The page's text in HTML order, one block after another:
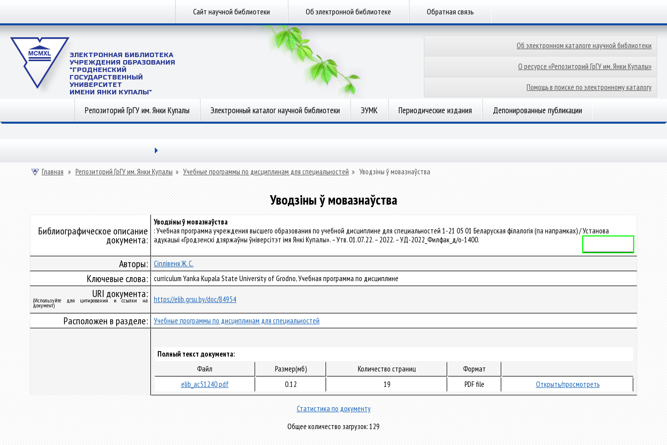
Сайт научной библиотеки Об электронной библиотеке Обратная связь
ЭЛЕКТРОННАЯ БИБЛИОТЕКА
УЧРЕЖДЕНИЯ ОБРАЗОВАНИЯ
"ГРОДНЕНСКИЙ
ГОСУДАРСТВЕННЫЙ
УНИВЕРСИТЕТ
ИМЕНИ ЯНКИ КУПАЛЫ"
Об электронном каталоге научной библиотеки
О ресурсе «Репозиторий ГрГУ им. Янки Купалы»
Помощь в поиске по электронному каталогу
Репозиторий ГрГУ им. Янки Купалы Электронный каталог научной библиотеки ЭУМК Периодические издания Депонированные публикации
Главная » Репозиторий ГрГУ им. Янки Купалы » Учебные программы по дисциплинам для специальностей » Уводзіны ў мовазнаўства
Уводзіны ў мовазнаўства
Библиографическое описание
документа:
Уводзіны ў мовазнаўства
: Учебная программа учреждения высшего образования по учебной дисциплине для специальностей 1-21 05 01 Беларуская філалогія (па напрамках) / Установа
адукацыі «Гродзенскі дзяржаўны ўніверсітэт імя Янкі Купалы». – Утв. 01.07.22. – 2022. – УД-2022_Филфак_д/о-1400.
Авторы: Сіплівеня Ж. С.
Ключевые слова: curriculum Yanka Kupala State University of Grodno, Учебная программа по дисциплине
URI документа:
(Используйте для цитирования и ссылки на
документ)
https://elib.grsu.by/doc/84954
Расположен в разделе: Учебные программы по дисциплинам для специальностей
Полный текст документа:
Файл
Размер(мб) Количество страниц
Формат
elib_ac51240.pdf
0.12 19 PDF file Открыть/просмотреть
Статистика по документу
Общее количество загрузок: 129